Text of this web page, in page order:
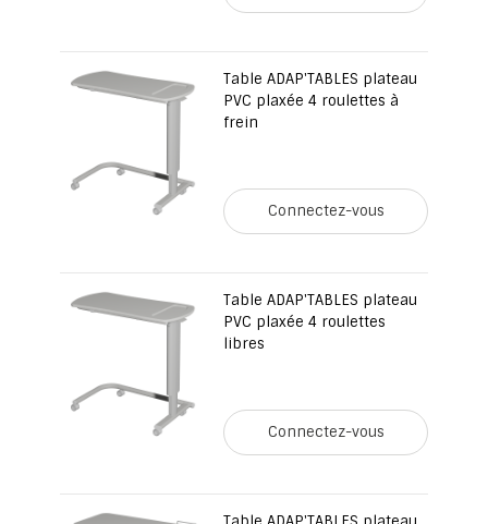
Table ADAP'TABLES plateau
PVC plaxée 4 roulettes à
frein
Connectez-vous
Table ADAP'TABLES plateau
PVC plaxée 4 roulettes
libres
Connectez-vous